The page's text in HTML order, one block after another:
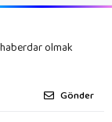
olmak
Gönder